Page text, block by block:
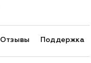
Отзывы Поддержка